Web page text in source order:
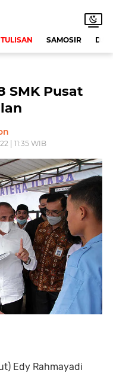
SAMOSIR
SMK Pusat
| 11:35 WIB
Edy Rahmayadi